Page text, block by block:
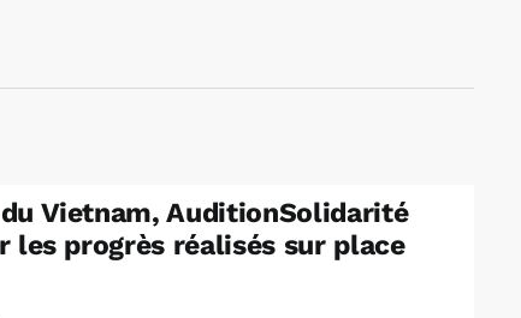
Vietnam, AuditionSolidarité
les progrès réalisés sur place